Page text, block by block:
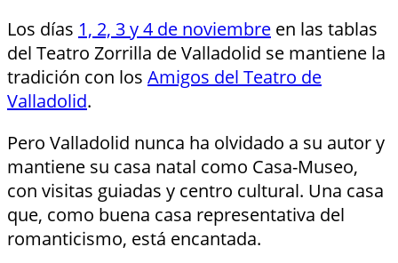
Los días 1, 2, 3 y 4 de noviembre en las tablas
del Teatro Zorrilla de Valladolid se mantiene la
tradición con los Amigos del Teatro de
Valladolid.
Pero Valladolid nunca ha olvidado a su autor y
mantiene su casa natal como Casa-Museo,
con visitas guiadas y centro cultural. Una casa
que, como buena casa representativa del
romanticismo, está encantada.